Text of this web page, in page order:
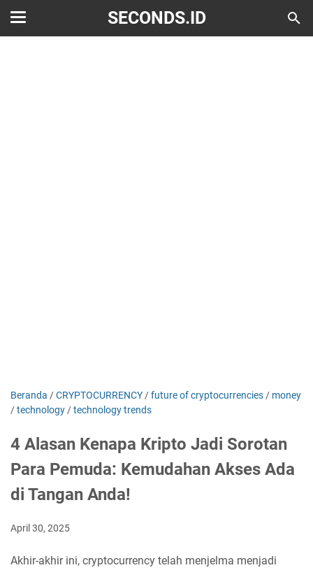
SECONDS.ID
Beranda /CRYPTOCURRENCY /future of cryptocurrencies / money
/technology /technology trends
4 Alasan Kenapa Kripto Jadi Sorotan
Para Pemuda: Kemudahan Akses Ada
di Tangan Anda!
April 30, 2025
Akhir-akhir ini, cryptocurrency telah menjelma menjadi